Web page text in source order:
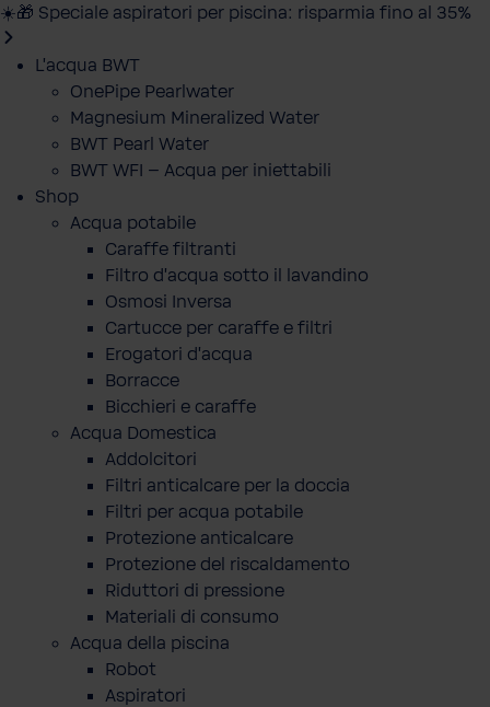
☀️🎁 Speciale aspiratori per piscina: risparmia fino al 35%
L'acqua BWT
OnePipe Pearlwater
Magnesium Mineralized Water
BWT Pearl Water
BWT WFI – Acqua per iniettabili
Shop
Acqua potabile
Caraffe filtranti
Filtro d'acqua sotto il lavandino
Osmosi Inversa
Cartucce per caraffe e filtri
Erogatori d'acqua
Borracce
Bicchieri e caraffe
Acqua Domestica
Addolcitori
Filtri anticalcare per la doccia
Filtri per acqua potabile
Protezione anticalcare
Protezione del riscaldamento
Riduttori di pressione
Materiali di consumo
Acqua della piscina
Robot
Aspiratori